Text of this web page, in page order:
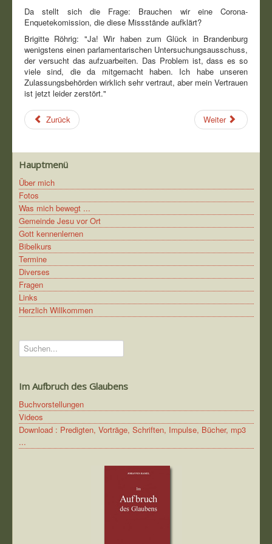
Da stellt sich die Frage: Brauchen wir eine Corona-
Enquetekomission, die diese Missstände aufklärt?
Brigitte Röhrig: "Ja! Wir haben zum Glück in Brandenburg
wenigstens einen parlamentarischen Untersuchungsausschuss,
der versucht das aufzuarbeiten. Das Problem ist, dass es so
viele sind, die da mitgemacht haben. Ich habe unseren
Zulassungsbehörden wirklich sehr vertraut, aber mein Vertrauen
ist jetzt leider zerstört."
Zurück Weiter
Hauptmenü
Über mich
Fotos
Was mich bewegt ...
Gemeinde Jesu vor Ort
Gott kennenlernen
Bibelkurs
Termine
Diverses
Fragen
Links
Herzlich Willkommen
Suchen...
Im Aufbruch des Glaubens
Buchvorstellungen
Videos
Download : Predigten, Vorträge, Schriften, Impulse, Bücher, mp3
...